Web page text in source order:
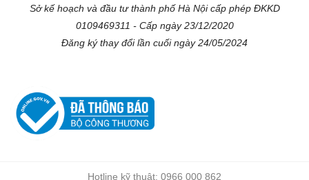
Sở kế hoạch và đầu tư thành phố Hà Nội cấp phép ĐKKD
0109469311 - Cấp ngày 23/12/2020
Đăng ký thay đổi lần cuối ngày 24/05/2024
Hotline kỹ thuật: 0966 000 862